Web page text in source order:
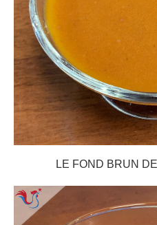
LE FOND BRUN